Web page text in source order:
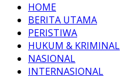
HOME
BERITA UTAMA
PERISTIWA
HUKUM & KRIMINAL
NASIONAL
INTERNASIONAL